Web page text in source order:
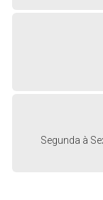
Segunda à